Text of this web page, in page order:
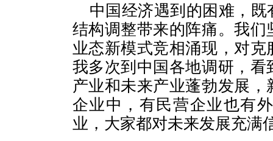
中国经济遇到的困难，
结构调整带来的阵痛。我
业态新模式竞相涌现，对
我多次到中国各地调研，
产业和未来产业蓬勃发展
企业中，有民营企业也有
业，大家都对未来发展充满